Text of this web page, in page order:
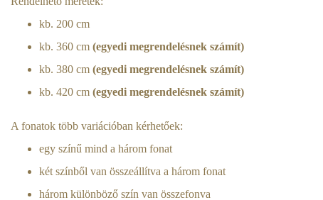
kb. 200 cm
kb. 360 cm (egyedi megrendelésnek számít)
kb. 380 cm (egyedi megrendelésnek számít)
kb. 420 cm (egyedi megrendelésnek számít)
A fonatok több variációban kérhetőek:
egy színű mind a három fonat
két színből van összeállítva a három fonat
három különböző szín van összefonva